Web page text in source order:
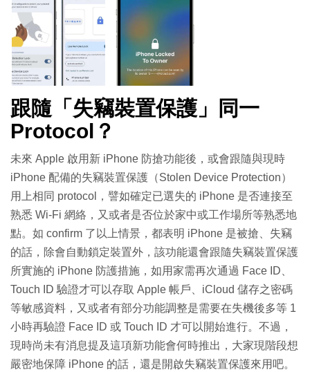
跟隨「失竊裝置保護」同一
Protocol？
未來 Apple 啟用新 iPhone 防搶功能後，或會跟隨與現時
iPhone 配備的失竊裝置保護（Stolen Device Protection）
用上相同 protocol，譬如確定已選失的 iPhone 是否連接至
熟悉 Wi-Fi 網絡，又或者是否位於家中或工作場所等熟悉地
點。如 confirm 了以上情景，都表明 iPhone 是被搶、失竊
的話，除會自動鎖定裝置外，該功能還會跟隨失竊裝置保護
所實施的 iPhone 防護措施，如用家需再次通過 Face ID、
Touch ID 驗證才可以存取 Apple 帳戶、iCloud 儲存之密碼
等敏感資料，又或者有部分功能調整是需要在失機後多等 1
小時再驗證 Face ID 或 Touch ID 才可以開始進行。不過，
現時尚未有消息提及這項新功能會何時推出，大家現階段想
嚴密地保障 iPhone 的話，還是開啟失竊裝置保護來用吧。